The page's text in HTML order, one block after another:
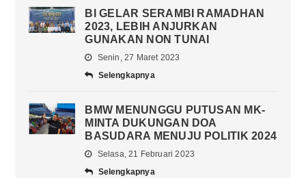
BI GELAR SERAMBI RAMADHAN
2023, LEBIH ANJURKAN
GUNAKAN NON TUNAI
Senin, 27 Maret 2023
Selengkapnya
BMW MENUNGGU PUTUSAN MK-
MINTA DUKUNGAN DOA
BASUDARA MENUJU POLITIK 2024
Selasa, 21 Februari 2023
Selengkapnya